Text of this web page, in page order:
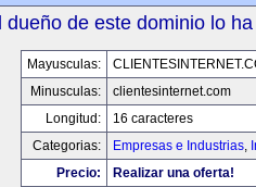
dueño de este dominio lo
Mayusculas:
Minusculas:
clientesinternet.com
Longitud:
16 caracteres
Categorias:
Empresas e Industrias,
Precio:
Realizar una oferta!